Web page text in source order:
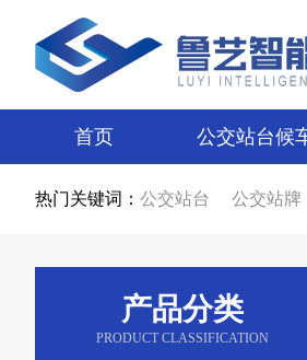
首页 公交站台候
热门关键词： 公交站台 公交站牌
电子站牌厂家
公交
候车亭图片
宿迁电子站牌
新款候车亭
新款电
产品分类
PRODUCT CLASSIFICATION